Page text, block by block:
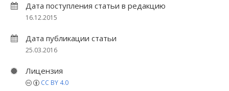
Дата поступления статьи в редакцию
16.12.2015
Дата публикации статьи
25.03.2016
Лицензия
CC BY 4.0